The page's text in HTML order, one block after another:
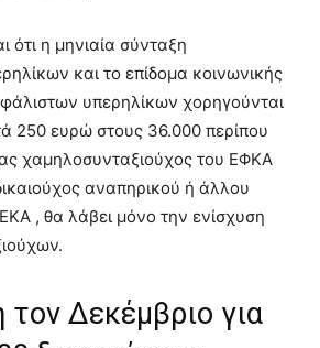
ότι η μηνιαία σύνταξη
και το επίδομα κοινωνικής
υπερηλίκων χορηγούνται
250 ευρώ στους 36.000 περίπου
χαμηλοσυνταξιούχος του ΕΦΚΑ
αναπηρικού ή άλλου
, θα λάβει μόνο την ενίσχυση
Δεκέμβριο για